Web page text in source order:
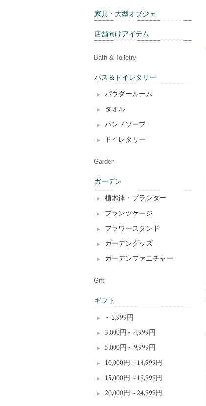
家具・大型オブジェ
店舗向けアイテム
Bath & Toiletry
バス＆トイレタリー
パウダールーム
タオル
ハンドソープ
トイレタリー
Garden
ガーデン
植木鉢・プランター
プランツケージ
フラワースタンド
ガーデングッズ
ガーデンファニチャー
Gift
ギフト
～2,999円
3,000円～4,999円
5,000円～9,999円
10,000円～14,999円
15,000円～19,999円
20,000円～24,999円